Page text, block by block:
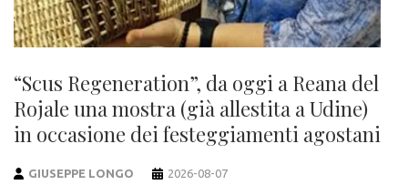
“Scus Regeneration”, da oggi a Reana del
Rojale una mostra (già allestita a Udine)
in occasione dei festeggiamenti agostani
GIUSEPPE LONGO 2026-08-07